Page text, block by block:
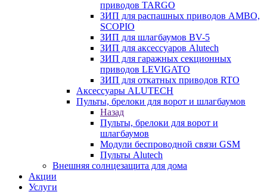
приводов TARGO
ЗИП для распашных приводов AMBO,
SCOPIO
ЗИП для шлагбаумов BV-5
ЗИП для аксессуаров Alutech
ЗИП для гаражных секционных
приводов LEVIGATO
ЗИП для откатных приводов RTO
Аксессуары ALUTECH
Пульты, брелоки для ворот и шлагбаумов
Назад
Пульты, брелоки для ворот и
шлагбаумов
Модули беспроводной связи GSM
Пульты Alutech
Внешняя солнцезащита для дома
Акции
Услуги